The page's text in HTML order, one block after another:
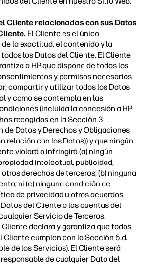
Cliente relacionadas con sus Datos
El Cliente es el único
la exactitud, el contenido y la
los Datos del Cliente. El Cliente
a HP que dispone de todos los
y permisos necesarios
compartir y utilizar todos los Datos
y como se contempla en las
(incluida la concesión a HP
recogidos en la Sección 3
de Datos y Derechos y Obligaciones
relación con los Datos)) y que ningún
violará o infringirá (a) ningún
intelectual, publicidad,
derechos de terceros; (b) ninguna
ni (c) ninguna condición de
de privacidad u otros acuerdos
del Cliente o las cuentas del
Servicio de Terceros.
Cliente declara y garantiza que todos
Cliente cumplen con la Sección 5.d.
de los Servicios). El Cliente será
de cualquier Dato del